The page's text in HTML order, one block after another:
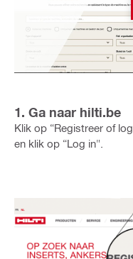
1. Ga naar hilti.be
Klik op “Registreer of
en klik op “Log in".